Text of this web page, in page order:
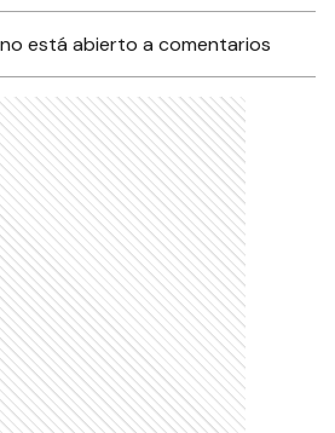
está abierto a comentarios